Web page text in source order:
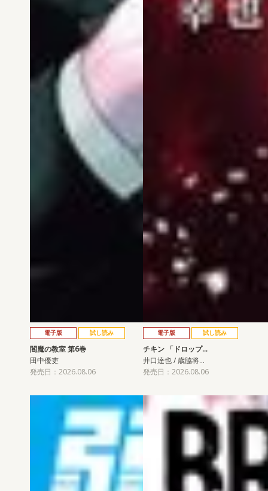
電子版 試し読み
閻魔の教室 第6巻
田中優吏
発売日：2026.08.06
電子版 試し読み
チキン 「ドロップ…
井口達也 / 歳脇将…
発売日：2026.08.06